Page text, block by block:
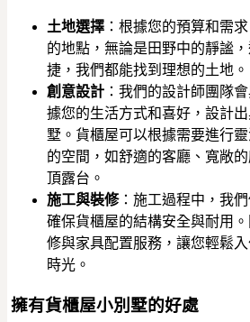
土地選擇 ：根據您的預算和需
的地點，無論是田野中的靜謐
捷，我們都能找到理想的土地。
創意設計 ：我們的設計師團隊
據您的生活方式和喜好，設計
墅。貨櫃屋可以根據需要進行
的空間，如舒適的客廳、寬敞
頂露台。
施工與裝修：施工過程中，我
確保貨櫃屋的結構安全與耐用
修與家具配置服務，讓您輕鬆
時光。
擁有貨櫃屋小別墅的好處